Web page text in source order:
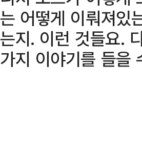
는 어떻게 이뤄져있
는지. 이런 것들요.
가지 이야기를 들을